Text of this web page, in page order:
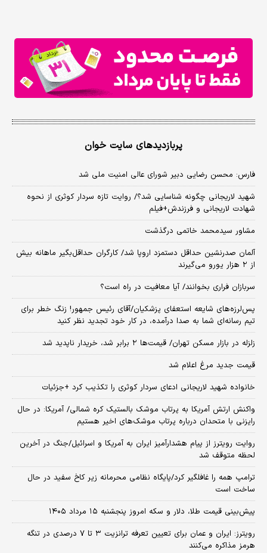
پربازدیدهای سایت خوان
فارس: محسن رضایی دبیر شورای عالی امنیت ملی شد
شهید لاریجانی چگونه شناسایی شد؟/ روایت تازه سردار کوثری از نحوه
شهادت لاریجانی و فرزندش+فیلم
مشاور سیدمحمد خاتمی درگذشت
آلمان صدرنشین حداقل دستمزد اروپا شد/ کارگران حداقل‌بگیر ماهانه بیش
از ۲ هزار یورو می‌گیرند
سربازان فراری بخوانند/ آیا معافیت در راه است؟
پس‌لرزه‌های شایعه استعفای پزشکیان/آقای رئیس جمهور! زنگ خطر برای
تیم رسانه‌ای شما به صدا درآمده، در کار خود تجدید نظر کنید
زلزله در بازار مسکن تهران/ قیمت‌ها ۲ برابر شد، خریدار ناپدید شد
قیمت جدید مرغ اعلام شد
خانواده شهید لاریجانی ادعای سردار کوثری را تکذیب کرد +جزئیات
واکنش ارتش آمریکا به پرتاب موشک بالستیک کره شمالی/ آمریکا: در حال
رایزنی با متحدان درباره پرتاب موشک‌های اخیر هستیم
روایت رویترز از پیام هشدارآمیز ایران به آمریکا و اسرائیل/جنگ در آخرین
لحظه متوقف شد
ترامپ همه را غافلگیر کرد/پایگاه نظامی محرمانه زیر کاخ سفید در حال
ساخت است
پیش‌بینی قیمت طلا، دلار و سکه امروز پنجشنبه ۱۵ مرداد ۱۴۰۵
رویترز: ایران و عمان برای تعیین تعرفه ترانزیت ۳ تا ۷ درصدی در تنگه
هرمز مذاکره می‌کنند